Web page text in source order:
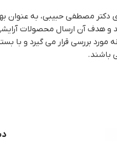
دکتر مصطفی حبیبی، به عنوان
و هدف آن ارسال محصولات
مورد بررسی قرار می گیرد و